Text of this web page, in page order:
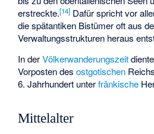
erstreckte.[14] Dafür spricht vor
die spätantiken Bistümer oft aus
Verwaltungsstrukturen heraus
In derVölkerwanderungszeit
Vorposten desostgotischen
6. Jahrhundert unterfränkische
Mittelalter